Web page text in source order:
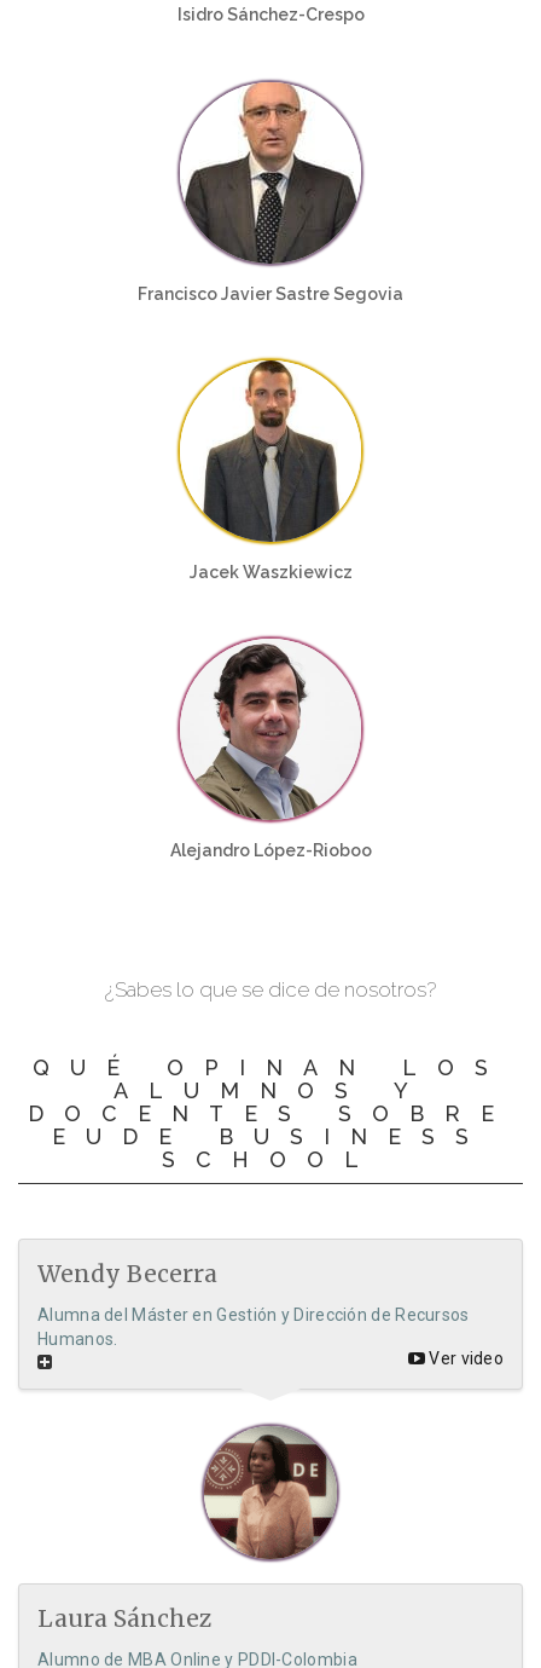
Isidro Sánchez-Crespo
Francisco Javier Sastre Segovia
Jacek Waszkiewicz
Alejandro López-Rioboo
¿Sabes lo que se dice de nosotros?
QUÉ OPINAN LOS
ALUMNOS Y
DOCENTES SOBRE
EUDE BUSINESS
SCHOOL
Wendy Becerra
Alumna del Máster en Gestión y Dirección de Recursos
Humanos.
Ver video
Laura Sánchez
Alumno de MBA Online y PDDI-Colombia